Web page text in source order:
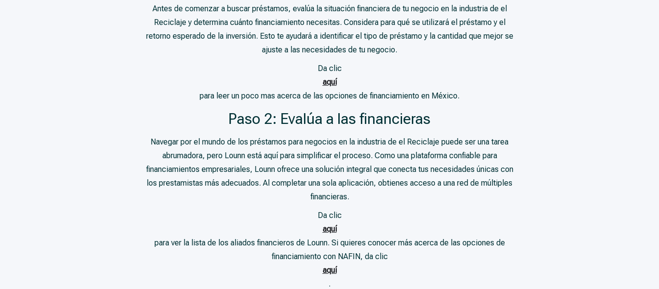
Antes de comenzar a buscar préstamos, evalúa la situación financiera de tu negocio en la industria de el
Reciclaje y determina cuánto financiamiento necesitas. Considera para qué se utilizará el préstamo y el
retorno esperado de la inversión. Esto te ayudará a identificar el tipo de préstamo y la cantidad que mejor se
ajuste a las necesidades de tu negocio.
Da clic
aquí
para leer un poco mas acerca de las opciones de financiamiento en México.
Paso 2: Evalúa a las financieras
Navegar por el mundo de los préstamos para negocios en la industria de el Reciclaje puede ser una tarea
abrumadora, pero Lounn está aquí para simplificar el proceso. Como una plataforma confiable para
financiamientos empresariales, Lounn ofrece una solución integral que conecta tus necesidades únicas con
los prestamistas más adecuados. Al completar una sola aplicación, obtienes acceso a una red de múltiples
financieras.
Da clic
aquí
para ver la lista de los aliados financieros de Lounn. Si quieres conocer más acerca de las opciones de
financiamiento con NAFIN, da clic
aquí
.